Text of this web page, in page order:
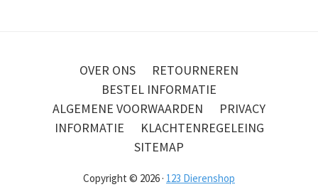
OVER ONS
RETOURNEREN
BESTEL INFORMATIE
ALGEMENE VOORWAARDEN
PRIVACY
INFORMATIE
KLACHTENREGELEING
SITEMAP
Copyright © 2026 · 123 Dierenshop